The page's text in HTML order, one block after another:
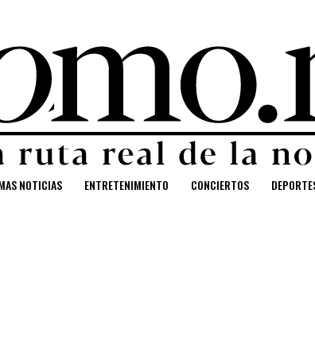
NOTICIAS ENTRETENIMIENTO CONCIERTOS